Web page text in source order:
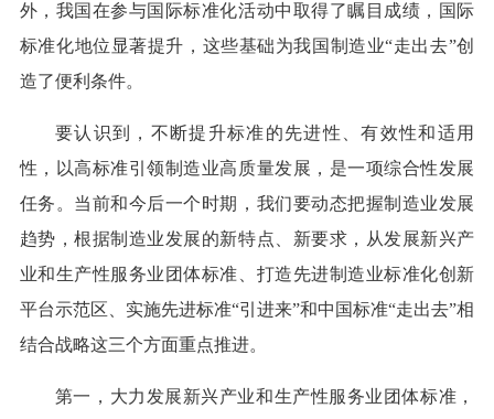
外，我国在参与国际标准化活动中取得了瞩目成绩，国际
标准化地位显著提升，这些基础为我国制造业“走出去”创
造了便利条件。
要认识到，不断提升标准的先进性、有效性和适用
性，以高标准引领制造业高质量发展，是一项综合性发展
任务。当前和今后一个时期，我们要动态把握制造业发展
趋势，根据制造业发展的新特点、新要求，从发展新兴产
业和生产性服务业团体标准、打造先进制造业标准化创新
平台示范区、实施先进标准“引进来”和中国标准“走出去”相
结合战略这三个方面重点推进。
第一，大力发展新兴产业和生产性服务业团体标准，